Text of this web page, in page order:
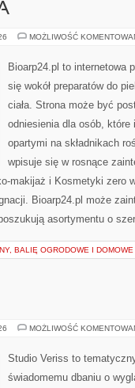
MOŻLIWOŚĆ
Bioarp24.pl to internetowa
się wokół preparatów do
ciała. Strona może być
odniesienia dla osób,
opartymi na składnikach
wpisuje się w rosnące
makijaż i Kosmetyki zero
Bioarp24.pl może
asortymentu o
BALIĘ OGRODOWE I DOMOWE
MOŻLIWOŚĆ
Studio Veriss to
świadomemu dbaniu o